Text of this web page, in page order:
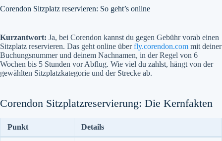
Corendon Sitzplatz reservieren: So geht’s online
Kurzantwort: Ja, bei Corendon kannst du gegen Gebühr vorab einen
Sitzplatz reservieren. Das geht online überfly.corendon.com mit deiner
Buchungsnummer und deinem Nachnamen, in der Regel von 6
Wochen bis 5 Stunden vor Abflug. Wie viel du zahlst, hängt von der
gewählten Sitzplatzkategorie und der Strecke ab.
Corendon Sitzplatzreservierung: Die Kernfakten
Punkt Details